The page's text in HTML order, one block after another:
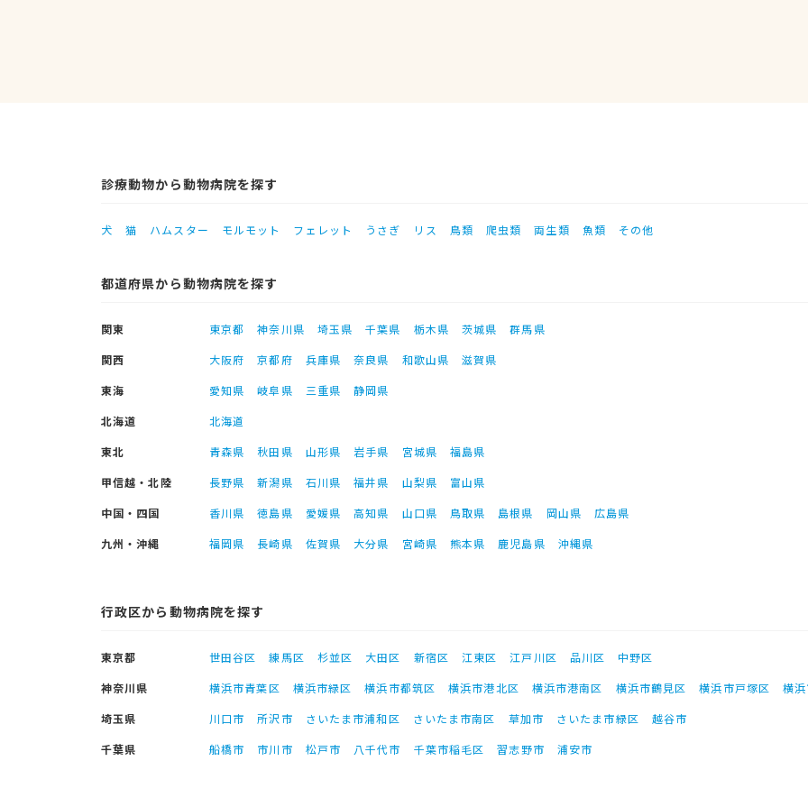
診療動物から動物病院を探す
犬 猫 ハムスター モルモット フェレット うさぎ リス 鳥類 爬虫類 両生類 魚類 その他
都道府県から動物病院を探す
関東 東京都 神奈川県 埼玉県 千葉県 栃木県 茨城県
群馬県
関西
大阪府 京都府 兵庫県 奈良県 和歌山県
滋賀県
東海
愛知県 岐阜県 三重県
静岡県
北海道
北海道
東北
青森県 秋田県 山形県 岩手県 宮城県
福島県
甲信越・北陸
長野県 新潟県 石川県 福井県 山梨県
富山県
中国・四国
香川県 徳島県 愛媛県 高知県 山口県 鳥取県 島根県 岡山県
広島県
九州・沖縄
福岡県 長崎県 佐賀県 大分県 宮崎県 熊本県 鹿児島県 沖縄県
行政区から動物病院を探す
東京都 世田谷区 練馬区 杉並区 大田区 新宿区 江東区 江戸川区 品川区
中野区
神奈川県
横浜市青葉区 横浜市緑区 横浜市都筑区 横浜市港北区 横浜市港南区 横浜市鶴見区 横浜市戸塚区
横
埼玉県
川口市 所沢市 さいたま市浦和区 さいたま市南区 草加市 さいたま市緑区
越谷市
千葉県
船橋市 市川市 松戸市 八千代市 千葉市稲毛区 習志野市 浦安市